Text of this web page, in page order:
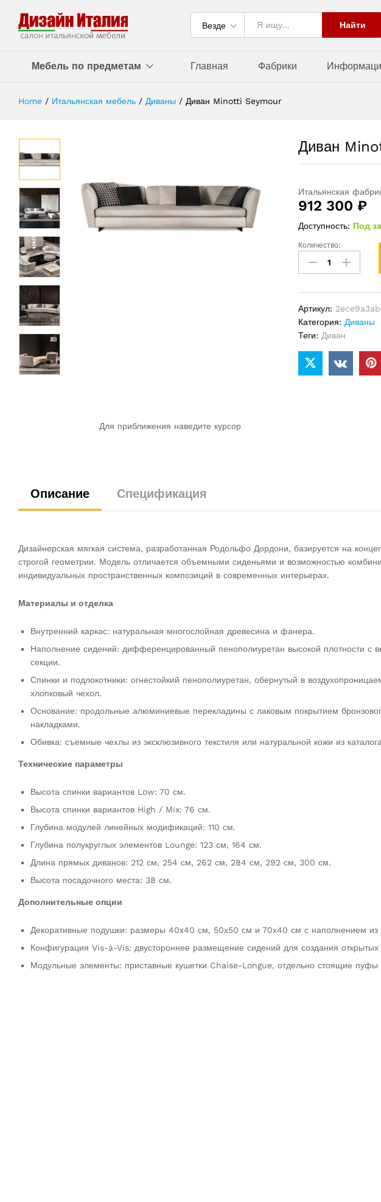
Везде Найти
Мебель по предметам Главная Фабрики
Home / Итальянская мебель / Диваны / Диван Minotti Seymour
Для приближения наведите курсор
Диван
Итальянская
912 300 ₽
Доступность: Под
Диван
Minotti
Seymour
Количество:
Артикул:
Категория: Диваны
Теги: Диван
Описание Спецификация
Дизайнерская мягкая система, разработанная Родольфо Дордони, базируется на
строгой геометрии. Модель отличается объемными сиденьями и возможностью
индивидуальных пространственных композиций в современных интерьерах.
Материалы и отделка
Внутренний каркас: натуральная многослойная древесина и фанера.
Наполнение сидений: дифференцированный пенополиуретан высокой плотности с
секции.
Спинки и подлокотники: огнестойкий пенополиуретан, обернутый в
хлопковый чехол.
Основание: продольные алюминиевые перекладины с лаковым покрытием
накладками.
Обивка: съемные чехлы из эксклюзивного текстиля или натуральной кожи из
Технические параметры
Высота спинки вариантов Low: 70 см.
Высота спинки вариантов High / Mix: 76 см.
Глубина модулей линейных модификаций: 110 см.
Глубина полукруглых элементов Lounge: 123 см, 164 см.
Длина прямых диванов: 212 см, 254 см, 262 см, 284 см, 292 см, 300 см.
Высота посадочного места: 38 см.
Дополнительные опции
Декоративные подушки: размеры 40х40 см, 50х50 см и 70х40 см с наполнением из
Конфигурация Vis-à-Vis: двустороннее размещение сидений для создания открытых
Модульные элементы: приставные кушетки Chaise-Longue, отдельно стоящие пуфы